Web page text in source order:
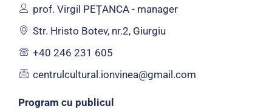
prof. Virgil PEȚANCA - manager
Str. Hristo Botev, nr.2, Giurgiu
+40 246 231 605
centrulcultural.ionvinea@gmail.com
Program cu publicul